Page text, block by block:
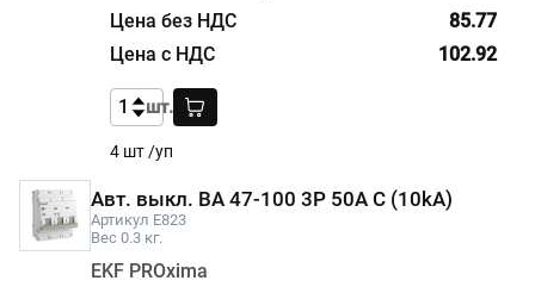
4 шт /уп
85.77
102.92
шт.
Авт. выкл. ВА 47-100 3P 50A C (10kA)
Артикул E823
Вес 0.3 кг.
EKF PROxima